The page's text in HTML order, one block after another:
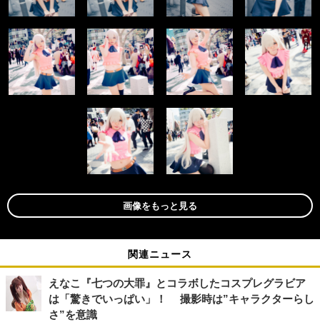
画像をもっと見る
関連ニュース
えなこ『七つの大罪』とコラボしたコスプレグラビア
は「驚きでいっぱい」！ 撮影時は”キャラクターらし
さ”を意識